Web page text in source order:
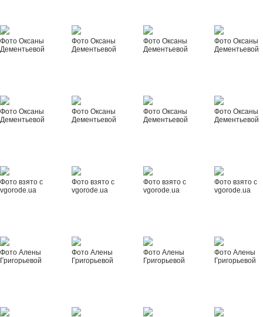
Фото Оксаны
Дементьевой
Фото Оксаны
Дементьевой
Фото Оксаны
Дементьевой
Фото Оксаны
Дементьевой
Фото Оксаны
Дементьевой
Фото Оксаны
Дементьевой
Фото Оксаны
Дементьевой
Фото Оксаны
Дементьевой
Фото взято с
vgorode.ua
Фото взято с
vgorode.ua
Фото взято с
vgorode.ua
Фото взято с
vgorode.ua
Фото Алены
Григорьевой
Фото Алены
Григорьевой
Фото Алены
Григорьевой
Фото Алены
Григорьевой